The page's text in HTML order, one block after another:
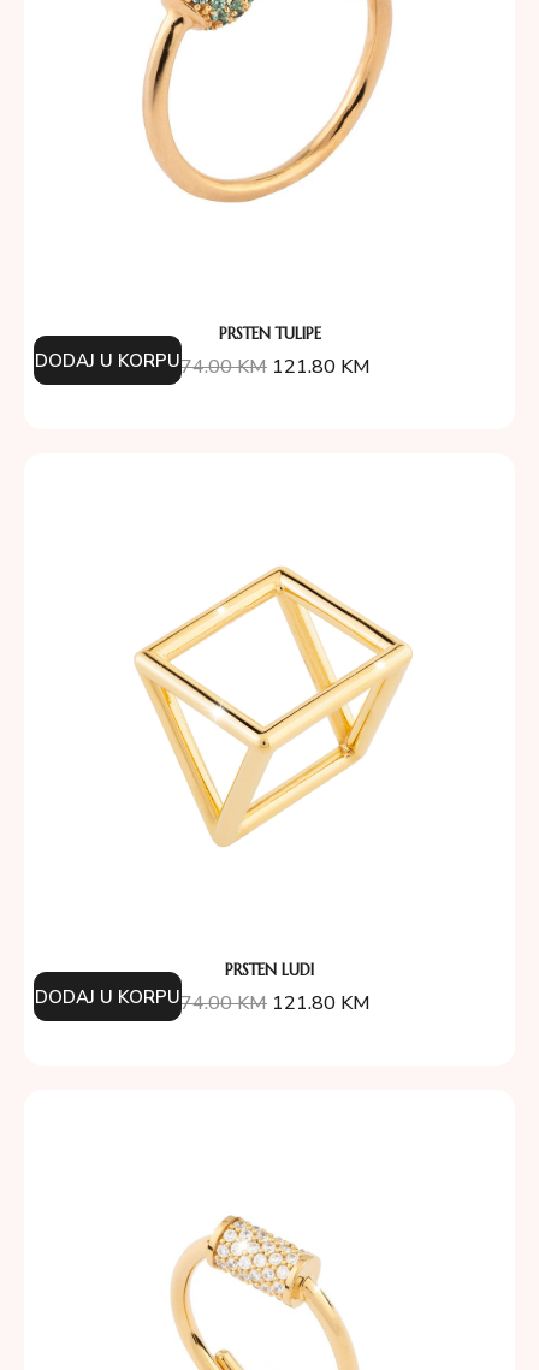
PRSTEN TULIPE
174.00KM 121.80 KM
DODAJ U KORPU
PRSTEN LUDI
174.00KM 121.80 KM
DODAJ U KORPU